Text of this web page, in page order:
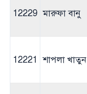
12229 মারুফা বানু
12221 শাপলা খাতুন